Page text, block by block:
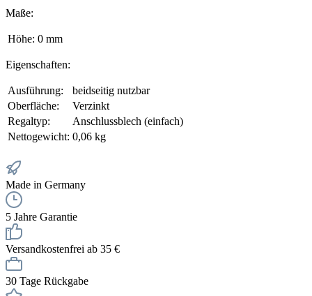
Maße:
Höhe: 0 mm
Eigenschaften:
Ausführung:
beidseitig nutzbar
Oberfläche:
Verzinkt
Regaltyp:
Anschlussblech (einfach)
Nettogewicht: 0,06 kg
Made in Germany
5 Jahre Garantie
Versandkostenfrei ab 35 €
30 Tage Rückgabe